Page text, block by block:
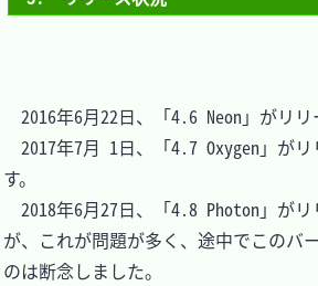
2016年6月22日、「4.6 Neon」がリリ
2017年7月 1日、「4.7 Oxygen」がリ
す。
2018年6月27日、「4.8 Photon」が
が、これが問題が多く、途中でこのバ
のは断念しました。